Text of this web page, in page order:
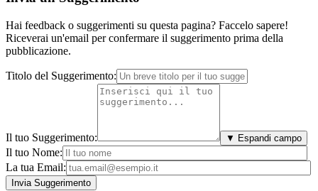
Hai feedback o suggerimenti su questa pagina? Faccelo sapere!
Riceverai un'email per confermare il suggerimento prima della
pubblicazione.
Titolo del Suggerimento:
Il tuo Suggerimento: ▼ Espandi campo
Il tuo Nome:
La tua Email: